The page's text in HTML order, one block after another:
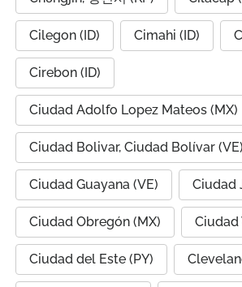
Cilegon (ID) Cimahi (ID)
Cirebon (ID)
Ciudad Adolfo Lopez Mateos (MX)
Ciudad Bolivar, Ciudad Bolívar (VE)
Ciudad Guayana (VE) Ciudad
Ciudad Obregón (MX) Ciudad
Ciudad del Este (PY)